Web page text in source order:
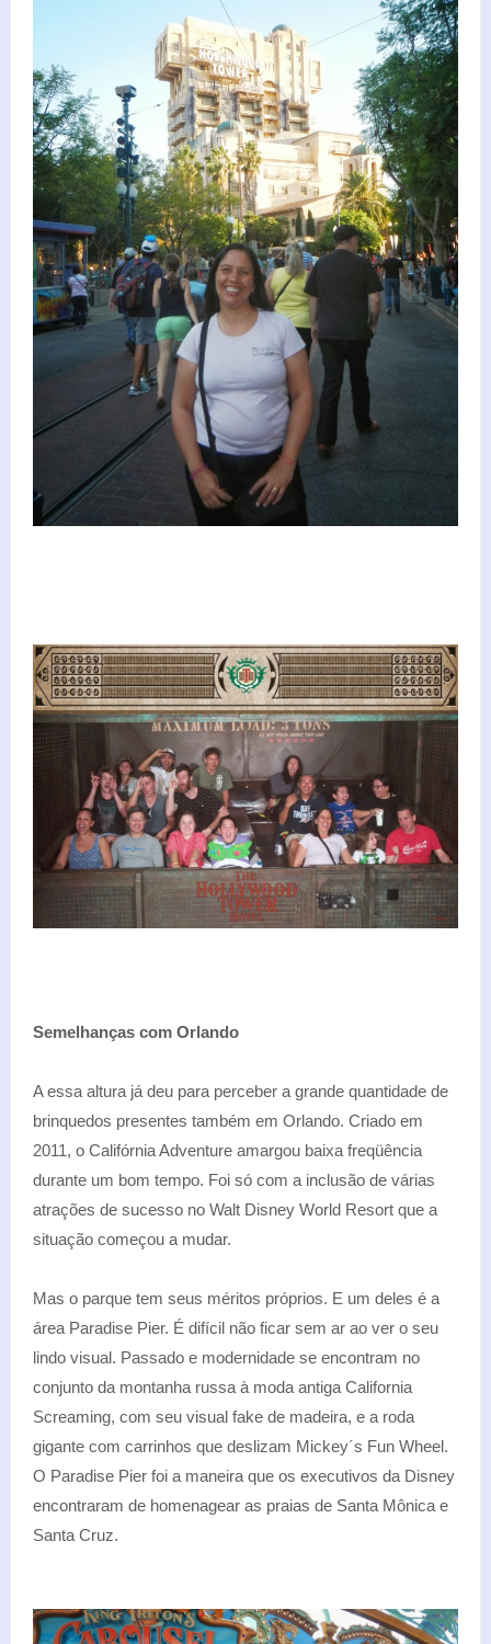
Semelhanças com Orlando
A essa altura já deu para perceber a grande quantidade de
brinquedos presentes também em Orlando. Criado em
2011, o Califórnia Adventure amargou baixa freqüência
durante um bom tempo. Foi só com a inclusão de várias
atrações de sucesso no Walt Disney World Resort que a
situação começou a mudar.
Mas o parque tem seus méritos próprios. E um deles é a
área Paradise Pier. É difícil não ficar sem ar ao ver o seu
lindo visual. Passado e modernidade se encontram no
conjunto da montanha russa à moda antiga California
Screaming, com seu visual fake de madeira, e a roda
gigante com carrinhos que deslizam Mickey´s Fun Wheel.
O Paradise Pier foi a maneira que os executivos da Disney
encontraram de homenagear as praias de Santa Mônica e
Santa Cruz.